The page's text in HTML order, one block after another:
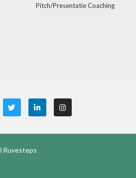
Pitch/Presentatie Coaching
Ruvesteps